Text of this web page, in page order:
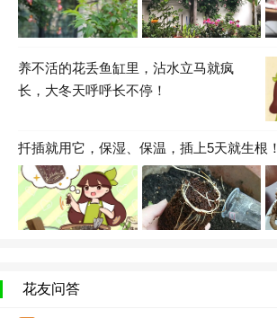
养不活的花丢鱼缸里，沾水立马就疯
长，大冬天呼呼长不停！
扦插就用它，保湿、保温，插上5天就生根！
花友问答